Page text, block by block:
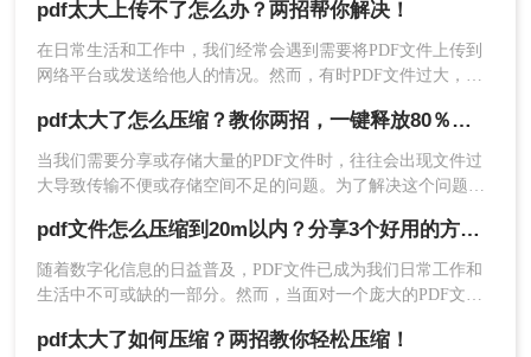
本文介绍了二种常用的方法来压缩PDF文件的大
小，你可以根据具体情况选择合适的方法。无论你
是使用在线工具还是专业的PDF转换工具，都可以
篇文章能对你有所帮助！
内存，传输文件也会变得方便，那么pdf压缩文件怎么压缩到小
于2M呢？其实只需要简单的两招，就可以轻松压缩文件，还不
赶快看一看！
pdf太大上传不了怎么办？两招帮你解决！
在日常生活和工作中，我们经常会遇到需要将PDF文件上传到
网络平台或发送给他人的情况。然而，有时PDF文件过大，导
将介绍两种解决PDF文件过大无法上传的方法，帮助你轻松应
对这一问题。
pdf太大了怎么压缩？教你两招，一键释放80％体积！
当我们需要分享或存储大量的PDF文件时，往往会出现文件过
大导致传输不便或存储空间不足的问题。为了解决这个问题，
介绍pdf太大了怎么压缩方法，帮助您轻松地减小PDF文件的大
小。
pdf文件怎么压缩到20m以内？分享3个好用的方法，简单又快捷！
​随着数字化信息的日益普及，PDF文件已成为我们日常工作和
生活中不可或缺的一部分。然而，当面对一个庞大的PDF文件
多不便。因此，学会如何将PDF文件压缩到一个更小的尺寸，
pdf太大了如何压缩？两招教你轻松压缩！